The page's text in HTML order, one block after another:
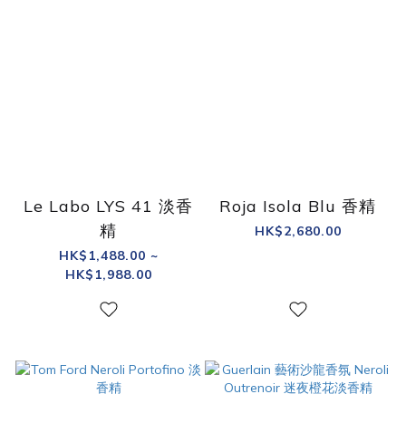
Le Labo LYS 41 淡香
精
HK$1,488.00 ~
HK$1,988.00
Roja Isola Blu 香精
HK$2,680.00